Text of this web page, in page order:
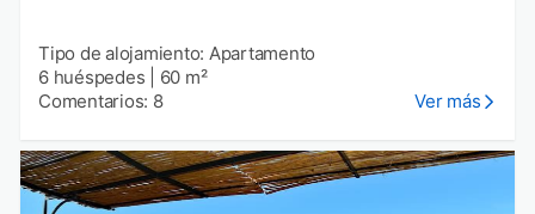
Tipo de alojamiento: Apartamento
6 huéspedes
60 m²
Comentarios: 8
Ver más